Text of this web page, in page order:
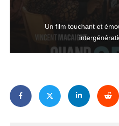
Un film touchant et